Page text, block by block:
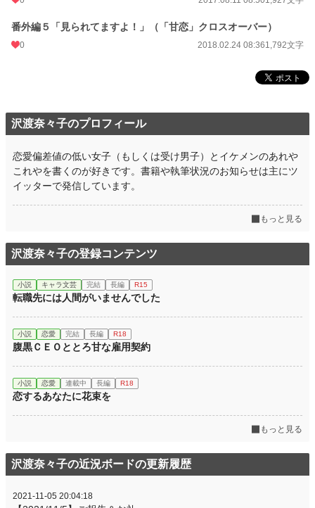
番外編５「見られてますよ！」（「甘恋」クロスオーバー）
0 2018.02.24 08:361,792文字
沢渡奈々子のプロフィール
恋愛偏差値の低い女子（もしくは受け男子）とイケメンのあれや
これやを書くのが好きです。書籍や執筆状況のお知らせは主にツ
イッターで発信しています。
もっと見る
沢渡奈々子の登録コンテンツ
小説 キャラ文芸 完結 長編 R15
転職先には人間がいませんでした
小説 恋愛 完結 長編 R18
腹黒ＣＥＯととろ甘な雇用契約
小説 恋愛 連載中 長編 R18
恋するあなたに花束を
もっと見る
沢渡奈々子の近況ボードの更新履歴
2021-11-05 20:04:18